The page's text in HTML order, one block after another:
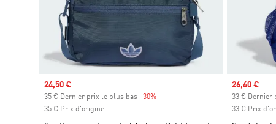
Prix soldé
24,50 €
35 € Dernier prix le plus bas -30%
35 € Prix d'origine
Prix soldé
26,40 €
33 € Dernier
33 € Prix